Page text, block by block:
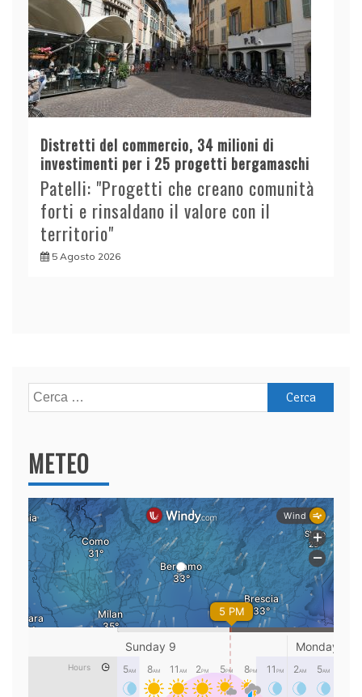
Distretti del commercio, 34 milioni di
investimenti per i 25 progetti bergamaschi
Patelli: "Progetti che creano comunità
forti e rinsaldano il valore con il
territorio"
5 Agosto 2026
Ricerca
per:
METEO